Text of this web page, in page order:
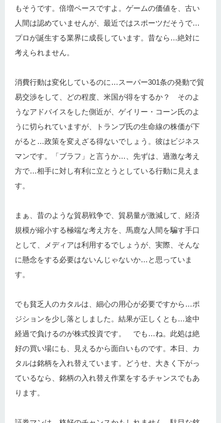
もそうです。倍増ペースですよ。ゲームの価値を、古い
人間は認めていませんが、最近ではスポーツだそうで…
プロが誕生する業界に成長しています。昔なら…絶対に
考えられません。
消費行動は変化しているのに…スーパー301条の発動で貿
易交渉をして、どの程度、米国が得をするか？ そのよ
うなアドバイスをした側近が、ゲイリー・コーン氏のよ
うに切られていますが、トランプ氏の生命線の株価が下
がると…政策を変えざる得ないでしょう。彼はビジネス
マンです。「ブラフ」と言うか…、先ずは、過激な考え
方で…相手に対し有利に立とうとしている行動に見えま
す。
まぁ、昔のような貿易戦争で、貿易量が激減して、経済
規模が縮小する極端な考え方を、馬鹿な人間を騙す手口
として、メディアは利用するでしょうが、実際、そんな
に懸念をする必要はないんじゃないか…と思っていま
す。
でも貧乏人のカタルは、細心の用心が必要ですから…ポ
ジションを少し落としました。結果が正しくとも…途中
経過で負けるのが株式投資です。 でも…ね。此処は絶
好の買い場にも、見えるから面白いものです。本日、カ
タルは銘柄を入れ替えています。どうせ、大きく下がっ
ているなら、銘柄の入れ替え作業をするチャンスでもあ
ります。